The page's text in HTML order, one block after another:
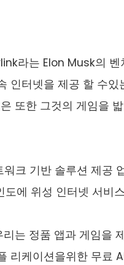
라는 Elon Musk의
인터넷을 제공 할 수
또한 그것의 게임을
크 기반 솔루션 제공
에 위성 인터넷 서비
는 정품 앱과 게임을
리케이션을위한 무료